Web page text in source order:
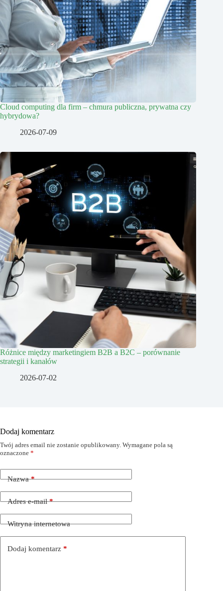
Cloud computing dla firm – chmura publiczna, prywatna czy
hybrydowa?
2026-07-09
Różnice między marketingiem B2B a B2C – porównanie
strategii i kanałów
2026-07-02
Dodaj komentarz
Twój adres email nie zostanie opublikowany. Wymagane pola są
oznaczone *
Nazwa*
Adres e-mail*
Witryna internetowa
Dodaj komentarz *